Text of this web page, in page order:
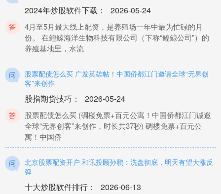
2024年炒股软件下载 ： 2026-05-24
4月至5月最大线上配资，是养殖场一年中最为忙碌的月
份。 在鳇鲸海洋生物科技有限公司（下称“鳇鲸公司”）的
养殖基地里，水流
股票配债怎么买 广发英雄帖！中国侨都江门邀请全球“无界创
客”来创作
股指期货技巧 ： 2026-05-24
股票配债怎么买 (碉楼免票+百元公寓！中国侨都江门诚邀
全球“无界创客”来创作，时长共37秒) 碉楼免票+百元公
寓！中国侨
北京股票配资开户 和讯投顾孙鹏：洗盘彻底，明天有望大涨反
弹
十大炒股软件排行 ： 2026-06-13